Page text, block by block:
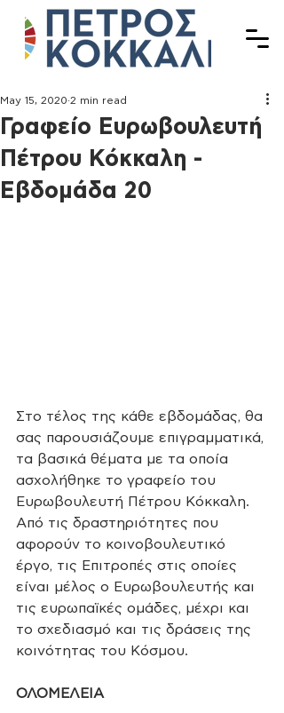
Γραφείο Ευρωβουλευτή
Πέτρου Κόκκαλη -
Εβδομάδα 20
May 15, 2020 2 min read
Στο τέλος της κάθε εβδομάδας, θα
σας παρουσιάζουμε επιγραμματικά,
τα βασικά θέματα με τα οποία
ασχολήθηκε το γραφείο του
Ευρωβουλευτή Πέτρου Κόκκαλη.
Από τις δραστηριότητες που
αφορούν το κοινοβουλευτικό
έργο, τις Επιτροπές στις οποίες
είναι μέλος ο Ευρωβουλευτής και
τις ευρωπαϊκές ομάδες, μέχρι και
το σχεδιασμό και τις δράσεις της
κοινότητας του Κόσμου.
ΟΛΟΜΕΛΕΙΑ